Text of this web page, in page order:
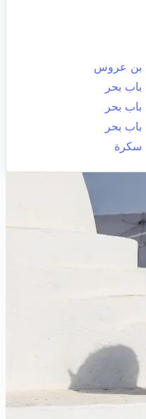
بن عروس
باب بحر
باب بحر
باب بحر
سكرة